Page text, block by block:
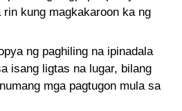
rin kung magkakaroon ka ng
ng paghiling na ipinadala
isang ligtas na lugar, bilang
mga pagtugon mula sa